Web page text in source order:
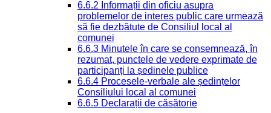
6.6.2 Informații din oficiu asupra
problemelor de interes public care urmează
să fie dezbătute de Consiliul local al
comunei
6.6.3 Minutele în care se consemnează, în
rezumat, punctele de vedere exprimate de
participanți la ședinele publice
6.6.4 Procesele-verbale ale ședințelor
Consiliului local al comunei
6.6.5 Declarații de căsătorie